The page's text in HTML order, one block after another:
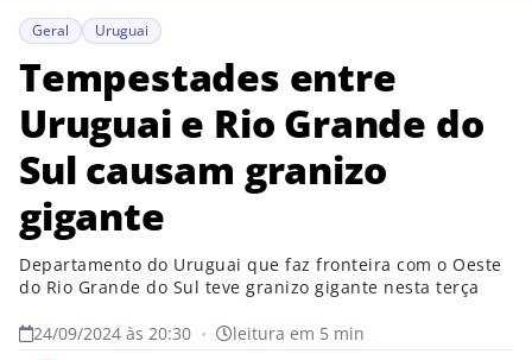
Geral Uruguai
Tempestades entre
Uruguai e Rio Grande do
Sul causam granizo
gigante
Departamento do Uruguai que faz fronteira com o Oeste
do Rio Grande do Sul teve granizo gigante nesta terça
24/09/2024 às 20:30 • leitura em 5 min